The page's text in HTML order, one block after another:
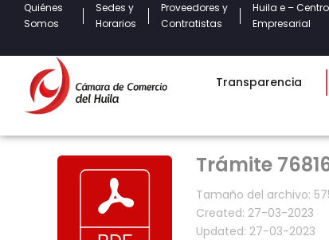
Quiénes
Somos
Sedes y
Horarios
Proveedores y
Contratistas
Huila e – Centro
Empresarial
Transparencia
Trámite
Tamaño del archivo:
Created: 27-03-2023
Updated: 27-03-2023